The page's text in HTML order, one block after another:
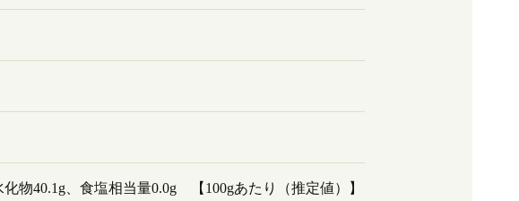
物40.1g、食塩相当量0.0g 【100gあたり（推定値）】